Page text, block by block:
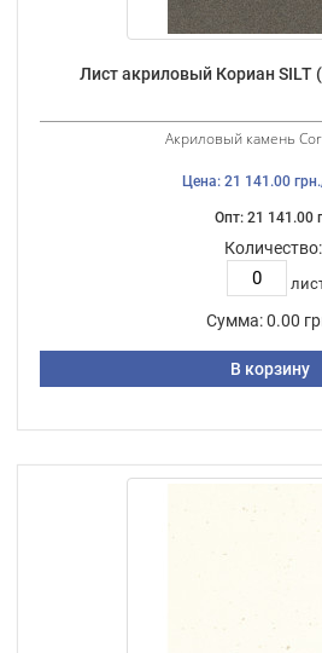
Лист акриловый Кориан SILT
Акриловый камень
Цена: 21 141.00
Опт: 21 141.00
Количество:
Сумма: 0.00
В корзину